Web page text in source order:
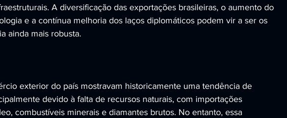
A diversificação das exportações brasileiras, o aumento do
e a contínua melhoria dos laços diplomáticos podem vir a ser os
ainda mais robusta.
exterior do país mostravam historicamente uma tendência de
devido à falta de recursos naturais, com importações
combustíveis minerais e diamantes brutos. No entanto, essa